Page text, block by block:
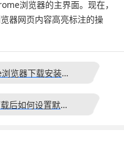
浏览器的主界面。现在，
器网页内容高亮标注的操
Google Chrome浏览器下载安装失败提示缺少依赖
google浏览器下载后如何设置默认下载目录